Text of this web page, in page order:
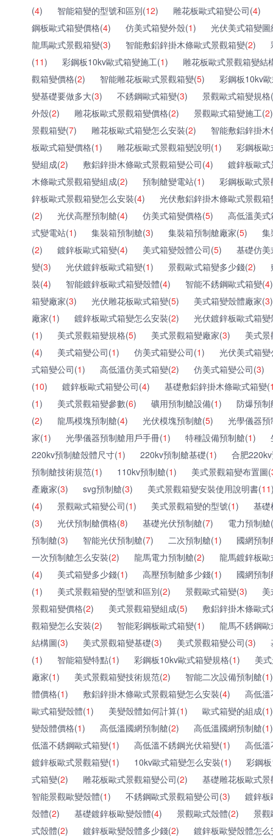
(4) 智能箱變的型號和區別(12) 雕花板歐式箱變公司(4)
鋼板歐式箱變價格(4) 仿美式箱變外殼(1)
光伏美式箱變圖
龍馬歐式景觀箱變(3) 智能敷鋁鋅掛木條歐式景觀箱變(2)
(11) 彩鋼板10kv歐式箱變施工(1)
雕花板歐式景觀箱變結
觀箱變價格(2) 智能雕花板歐式景觀箱變(5)
彩鋼板10kv
變基礎要做多大(3) 不銹鋼歐式箱變(3)
景觀歐式箱變規格(
外殼(2) 雕花板歐式景觀箱變價格(2) 景觀歐式箱變施工(2)
景觀箱變(7) 雕花板歐式箱變怎么安裝(2)
智能敷鋁鋅掛
板歐式箱變價格(1) 雕花板歐式景觀箱變說明(1)
彩鋼板
變組成(2) 敷鋁鋅掛木條歐式景觀箱變公司(4)
鍍鋅板歐
木條歐式景觀箱變組成(2) 預制艙變電站(1)
彩鋼板歐式
鋅板歐式景觀箱變怎么安裝(4)
光伏敷鋁鋅掛木條歐式景觀箱
(2) 光伏高壓預制艙(4) 仿美式箱變價格(5)
高低溫美
式變電站(1) 集裝箱預制艙(3) 集裝箱預制艙廠家(5)
集
(2) 鍍鋅板歐式箱變(4) 美式箱變殼體公司(5)
基礎仿
變(3) 光伏鍍鋅板歐式箱變(1) 景觀歐式箱變多少錢(2)
裝(4) 智能鍍鋅板歐式箱變殼體(4) 智能不銹鋼歐式箱變(4)
箱變廠家(3) 光伏雕花板歐式箱變(5) 美式箱變殼體廠家(3)
廠家(1) 鍍鋅板歐式箱變怎么安裝(2)
光伏鍍鋅板歐式箱
(1) 美式景觀箱變規格(5) 美式景觀箱變廠家(3)
美式
(4) 美式箱變公司(1) 仿美式箱變公司(1)
光伏美式箱
式箱變公司(1) 高低溫仿美式箱變(2) 仿美式箱變公司(3)
(10) 鍍鋅板歐式箱變公司(4) 基礎敷鋁鋅掛木條歐式箱變(
(1) 美式景觀箱變參數(6) 礦用預制艙設備(1)
防爆預制
(2) 龍馬模塊預制艙(4) 光伏模塊預制艙(5)
光學儀器
家(1) 光學儀器預制艙用戶手冊(1) 特種設備預制艙(1)
220kv預制艙殼體尺寸(1) 220kv預制艙基礎(1)
合肥
預制艙技術規范(1) 110kv預制艙(1) 美式景觀箱變布置圖(
產廠家(3) svg預制艙(3) 美式景觀箱變安裝使用說明書(11
(4) 景觀歐式箱變公司(1) 美式景觀箱變的型號(1)
基礎
(3) 光伏預制艙價格(8) 基礎光伏預制艙(7)
電力預制艙(
預制艙(3) 智能光伏預制艙(7) 二次預制艙(1)
國網預
一次預制艙怎么安裝(2) 龍馬電力預制艙(2)
龍馬鍍鋅板
(4) 美式箱變多少錢(1) 高壓預制艙多少錢(1)
國網預
(1) 美式景觀箱變的型號和區別(2) 景觀歐式箱變(3)
景觀箱變價格(2) 美式景觀箱變組成(5)
敷鋁鋅掛木條歐
觀箱變怎么安裝(2) 智能彩鋼板歐式箱變(1)
龍馬不銹鋼
結構圖(3) 美式景觀箱變基礎(3) 美式景觀箱變公司(3)
(1) 智能箱變特點(1) 彩鋼板10kv歐式箱變規格(1)
美
廠家(1) 美式景觀箱變技術規范(2) 智能二次設備預制艙(1)
體價格(1) 敷鋁鋅掛木條歐式景觀箱變怎么安裝(4)
高低
歐式箱變殼體(1) 美變殼體如何計算(1) 歐式箱變的組成(1)
變殼體價格(1) 高低溫國網預制艙(2) 高低溫國網預制艙(1)
低溫不銹鋼歐式箱變(1) 高低溫不銹鋼光伏箱變(1)
高低
鍍鋅板歐式景觀箱變(1) 10kv歐式箱變怎么安裝(1)
彩鋼
式箱變(2) 雕花板歐式景觀箱變公司(2)
基礎雕花板歐式
智能景觀歐變殼體(1) 不銹鋼歐式景觀箱變公司(3)
鍍鋅
殼體(2) 基礎鍍鋅板歐變殼體(4) 景觀歐式殼體(2)
景觀
式殼體(2) 鍍鋅板歐變殼體多少錢(2)
鍍鋅板歐變殼體怎